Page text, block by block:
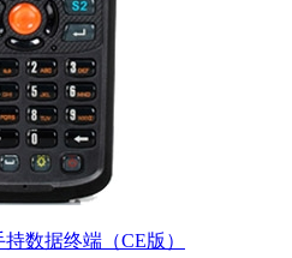
数据终端（CE版）